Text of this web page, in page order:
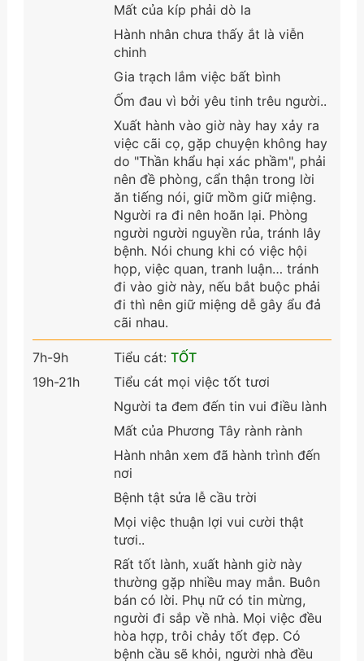
Mất của kíp phải dò la
Hành nhân chưa thấy ắt là viễn
chinh
Gia trạch lắm việc bất bình
Ốm đau vì bởi yêu tinh trêu người..
Xuất hành vào giờ này hay xảy ra
việc cãi cọ, gặp chuyện không hay
do "Thần khẩu hại xác phầm", phải
nên đề phòng, cẩn thận trong lời
ăn tiếng nói, giữ mồm giữ miệng.
Người ra đi nên hoãn lại. Phòng
người người nguyền rủa, tránh lây
bệnh. Nói chung khi có việc hội
họp, việc quan, tranh luận… tránh
đi vào giờ này, nếu bắt buộc phải
đi thì nên giữ miệng dễ gây ẩu đả
cãi nhau.
7h-9h
19h-21h
Tiểu cát: TỐT
Tiểu cát mọi việc tốt tươi
Người ta đem đến tin vui điều lành
Mất của Phương Tây rành rành
Hành nhân xem đã hành trình đến
nơi
Bệnh tật sửa lễ cầu trời
Mọi việc thuận lợi vui cười thật
tươi..
Rất tốt lành, xuất hành giờ này
thường gặp nhiều may mắn. Buôn
bán có lời. Phụ nữ có tin mừng,
người đi sắp về nhà. Mọi việc đều
hòa hợp, trôi chảy tốt đẹp. Có
bệnh cầu sẽ khỏi, người nhà đều